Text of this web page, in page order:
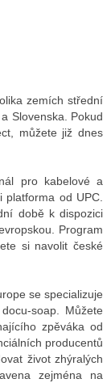
zemích střední
Slovenska. Pokud
můžete již dnes
pro kabelové a
od UPC.
době k dispozici
Program
si navolit české
se specializuje
soap. Můžete
zpěváka od
producentů
život zhýralých
zejména na